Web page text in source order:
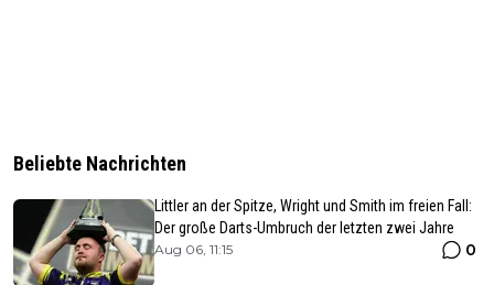
Beliebte Nachrichten
Littler an der Spitze, Wright und Smith im freien Fall:
Der große Darts-Umbruch der letzten zwei Jahre
Aug 06, 11:15 0